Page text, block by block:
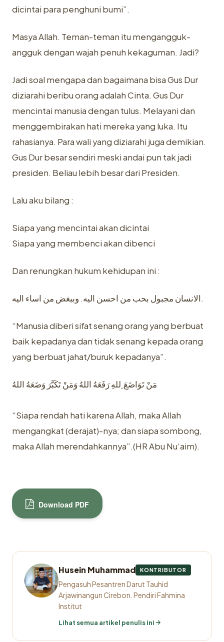
dicintai para penghuni bumi”.
Masya Allah. Teman-teman itu mengangguk-
angguk dengan wajah penuh kekaguman. Jadi?
Jadi soal mengapa dan bagaimana bisa Gus Dur
diziarahi beribu orang adalah Cinta. Gus Dur
mencintai manusia dengan tulus. Melayani dan
menggembirakan hati mereka yang luka. Itu
rahasianya. Para wali yang diziarahi juga demikian.
Gus Dur besar sendiri meski andai pun tak jadi
presiden. Beliau lebih besar dari Presiden.
Lalu aku bilang :
Siapa yang mencintai akan dicintai
Siapa yang membenci akan dibenci
Dan renungkan hukum kehidupan ini :
الانسان مجبول بحب من احسن اليه. وببغض من اساء اليه.
“Manusia diberi sifat senang orang yang berbuat
baik kepadanya dan tidak senang kepada orang
yang berbuat jahat/buruk kepadanya”.
مَنْ تَوَاضَعَ ِللهِ رَفَعَهُ اللهُ وَمَنْ تَكَبَّرَ وَضَعَهُ اللهُ
“Siapa rendah hati karena Allah, maka Allah
mengangkat (derajat)-nya; dan siapa sombong,
maka Allah merendahkannya”.(HR Abu Nu‘aim)‎.
Download PDF
Husein Muhammad KONTRIBUTOR
Pengasuh Pesantren Darut Tauhid
Arjawinangun Cirebon. Pendiri Fahmina
Institut
Lihat semua artikel penulis ini